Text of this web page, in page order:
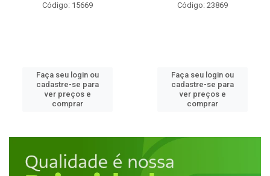
Código: 15669
Faça seu login ou
cadastre-se para
ver preços e
comprar
Código: 23869
Faça seu login ou
cadastre-se para
ver preços e
comprar